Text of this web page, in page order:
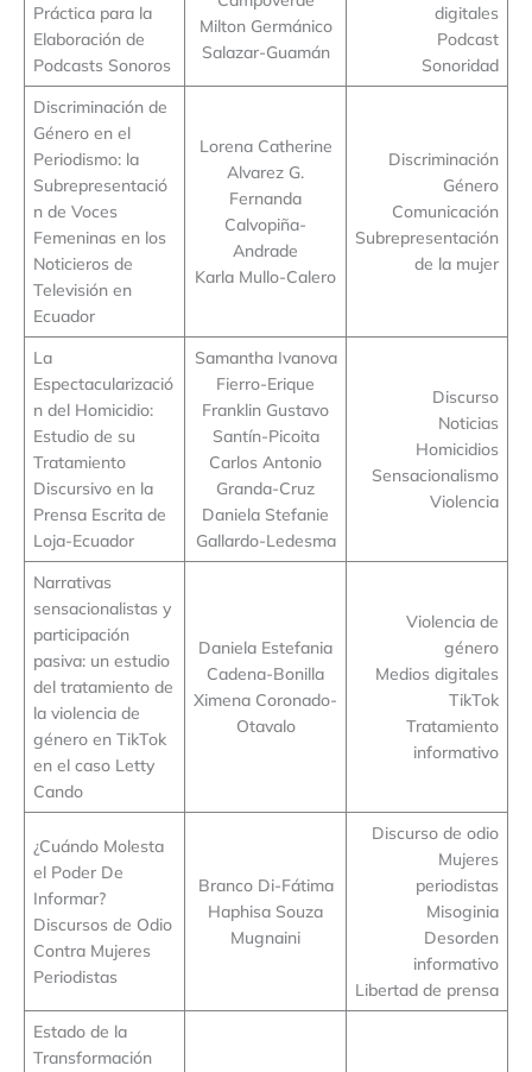
Práctica para la
Elaboración de
Podcasts Sonoros
Milton Germánico
Salazar-Guamán
digitales
Podcast
Sonoridad
Discriminación de
Género en el
Periodismo: la
Subrepresentació
n de Voces
Femeninas en los
Noticieros de
Televisión en
Ecuador
Lorena Catherine
Alvarez G.
Fernanda
Calvopiña-
Andrade
Karla Mullo-Calero
Discriminación
Género
Comunicación
Subrepresentación
de la mujer
La
Espectacularizació
n del Homicidio:
Estudio de su
Tratamiento
Discursivo en la
Prensa Escrita de
Loja-Ecuador
Samantha Ivanova
Fierro-Erique
Franklin Gustavo
Santín-Picoita
Carlos Antonio
Granda-Cruz
Daniela Stefanie
Gallardo-Ledesma
Discurso
Noticias
Homicidios
Sensacionalismo
Violencia
Narrativas
sensacionalistas y
participación
pasiva: un estudio
del tratamiento de
la violencia de
género en TikTok
en el caso Letty
Cando
Daniela Estefania
Cadena-Bonilla
Ximena Coronado-
Otavalo
Violencia de
género
Medios digitales
TikTok
Tratamiento
informativo
¿Cuándo Molesta
el Poder De
Informar?
Discursos de Odio
Contra Mujeres
Periodistas
Branco Di-Fátima
Haphisa Souza
Mugnaini
Discurso de odio
Mujeres
periodistas
Misoginia
Desorden
informativo
Libertad de prensa
Estado de la
Transformación